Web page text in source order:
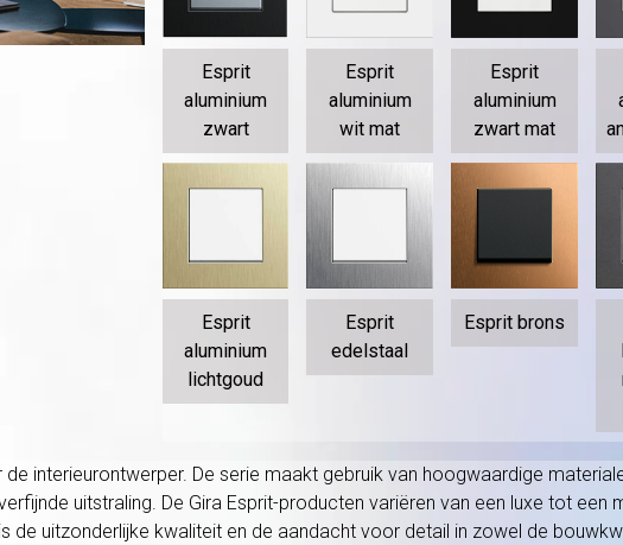
Esprit
aluminium
zwart
Esprit
aluminium
wit mat
Esprit
aluminium
zwart mat
Esprit
aluminium
lichtgoud
Esprit
edelstaal
Esprit brons
interieurontwerper. De serie maakt gebruik van hoogwaardige
uitstraling. De Gira Esprit-producten variëren van een luxe tot een
de uitzonderlijke kwaliteit en de aandacht voor detail in zowel de